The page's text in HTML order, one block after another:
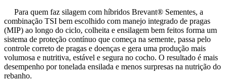
Para quem faz silagem com híbridos Brevant® Sementes, a
combinação TSI bem escolhido com manejo integrado de pragas
(MIP) ao longo do ciclo, colheita e ensilagem bem feitos forma um
sistema de proteção contínuo que começa na semente, passa pelo
controle correto de pragas e doenças e gera uma produção mais
volumosa e nutritiva, estável e segura no cocho. O resultado é mais
desempenho por tonelada ensilada e menos surpresas na nutrição do
rebanho.